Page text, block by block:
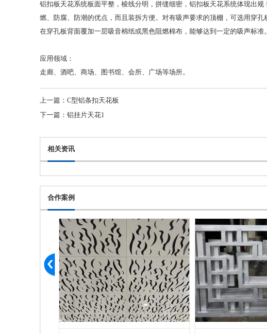
铝扣板天花系统板面平整，棱线分明，拼缝细密，铝扣板天花系统体现出
燃、防腐、防潮的优点，而且装拆方便。对有吸声要求的顶棚，可选用穿
在穿孔板背面覆加一层吸音棉纸或黑色阻燃棉布，能够达到一定的吸声标准
应用领域：
走廊、酒吧、商场、图书馆、会所、广场等场所。
上一篇： C型铝条扣天花板
下一篇： 铝挂片天花1
相关资讯
合作案例